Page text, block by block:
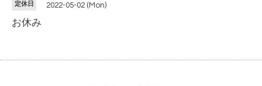
定休日 2022-05-02 (Mon)
お休み